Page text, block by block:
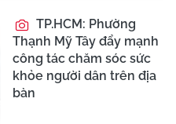
TP.HCM: Phường
Thạnh Mỹ Tây đẩy mạnh
công tác chăm sóc sức
khỏe người dân trên địa
bàn